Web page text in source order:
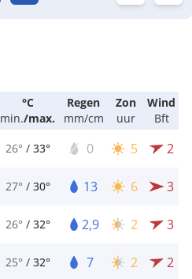
°C
min./max.
Regen
mm/cm
Zon
uur
Wind
Bft
26° / 33° 0 5 2
27° / 30° 13 6 3
26° / 32° 2,9 2 3
25° / 32° 7 2 2